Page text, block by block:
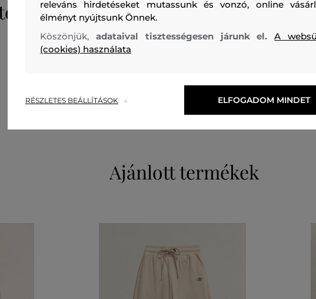
felső anyag
Ajánlott termékek
releváns hirdetéseket mutassunk és vonzó, online
élményt nyújtsunk Önnek.
Köszönjük, adataival tisztességesen járunk el.A
(cookies) használata
RÉSZLETES BEÁLLÍTÁSOK ELFOGADOM MINDET